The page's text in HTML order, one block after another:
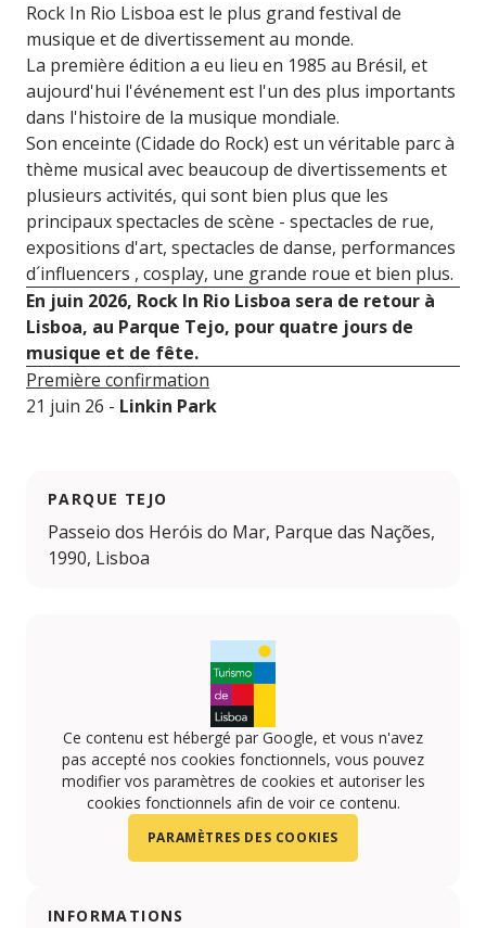
Rock In Rio Lisboa est le plus grand festival de
musique et de divertissement au monde.
La première édition a eu lieu en 1985 au Brésil, et
aujourd'hui l'événement est l'un des plus importants
dans l'histoire de la musique mondiale.
Son enceinte (Cidade do Rock) est un véritable parc à
thème musical avec beaucoup de divertissements et
plusieurs activités, qui sont bien plus que les
principaux spectacles de scène - spectacles de rue,
expositions d'art, spectacles de danse, performances
d´influencers , cosplay, une grande roue et bien plus.
En juin 2026, Rock In Rio Lisboa sera de retour à
Lisboa, au Parque Tejo, pour quatre jours de
musique et de fête.
Première confirmation
21 juin 26 - Linkin Park
PARQUE TEJO
Passeio dos Heróis do Mar, Parque das Nações,
1990, Lisboa
Ce contenu est hébergé par Google, et vous n'avez
pas accepté nos cookies fonctionnels, vous pouvez
modifier vos paramètres de cookies et autoriser les
cookies fonctionnels afin de voir ce contenu.
PARAMÈTRES DES COOKIES
INFORMATIONS